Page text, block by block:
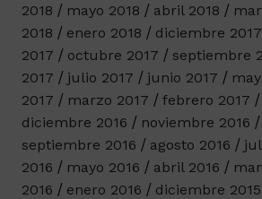
2018
mayo 2018 abril 2018
2018
enero 2018 diciembre 2017
2017
octubre 2017 septiembre
2017
julio 2017 junio 2017
2017
marzo 2017 febrero 2017
diciembre 2016
noviembre 2016
septiembre 2016
agosto 2016
2016
mayo 2016 abril 2016
2016
enero 2016 diciembre 2015